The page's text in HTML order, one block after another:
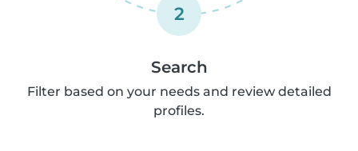
2
Search
Filter based on your needs and review detailed
profiles.